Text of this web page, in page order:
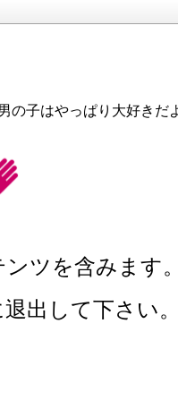
子はやっぱり大好きだ
ツを含みます。
出して下さい。